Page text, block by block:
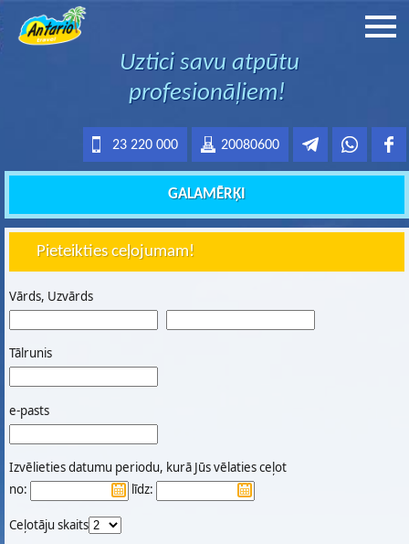
Uztici savu atpūtu
profesionāļiem!
20080600
23 220 000
GALAMĒRĶI
Pieteikties ceļojumam!
Vārds, Uzvārds
Tālrunis
e-pasts
Izvēlieties datumu periodu, kurā Jūs vēlaties ceļot
no:
līdz:
Ceļotāju skaits